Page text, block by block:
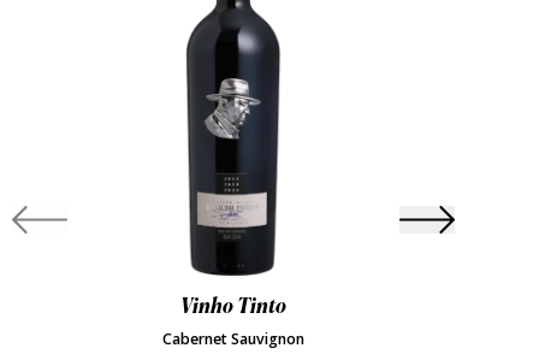
Vinho Tinto
Cabernet Sauvignon
Próximo slide